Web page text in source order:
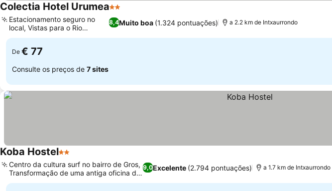
Colectia Hotel Urumea2 Estrelas
8,4Muito boa (1.324 pontuações)
Estacionamento seguro no
local, Vistas para o Rio
Urumea
a 2.2 km de Intxaurrondo
De € 77
Consulte os preços de 7 sites
Koba Hostel2 Estrelas
9,0Excelente (2.794 pontuações)
Centro da cultura surf no bairro de Gros,
Transformação de uma antiga oficina de
carros
a 1.7 km de Intxaurrondo